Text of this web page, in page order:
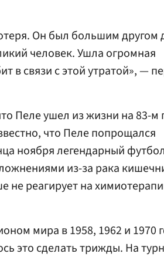
Он был большим другом
человек. Ушла огромная
в связи с этой утратой», —
Пеле ушел из жизни на 83-м
что Пеле попрощался
ноября легендарный
из-за рака
не реагирует на
мира в 1958, 1962 и 1970
это сделать трижды. На